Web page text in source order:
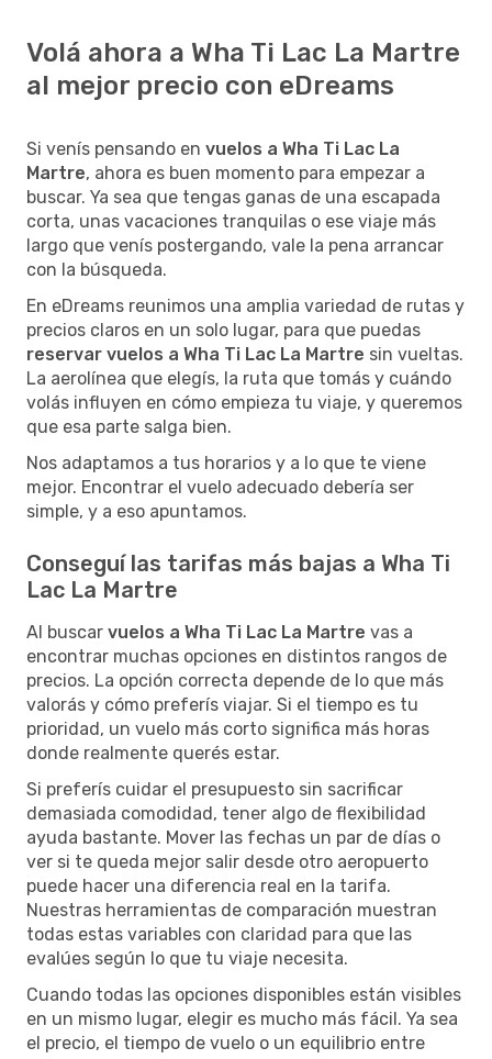
Volá ahora a Wha Ti Lac La Martre
al mejor precio con eDreams
Si venís pensando en vuelos a Wha Ti Lac La
Martre, ahora es buen momento para empezar a
buscar. Ya sea que tengas ganas de una escapada
corta, unas vacaciones tranquilas o ese viaje más
largo que venís postergando, vale la pena arrancar
con la búsqueda.
En eDreams reunimos una amplia variedad de rutas y
precios claros en un solo lugar, para que puedas
reservar vuelos a Wha Ti Lac La Martre sin vueltas.
La aerolínea que elegís, la ruta que tomás y cuándo
volás influyen en cómo empieza tu viaje, y queremos
que esa parte salga bien.
Nos adaptamos a tus horarios y a lo que te viene
mejor. Encontrar el vuelo adecuado debería ser
simple, y a eso apuntamos.
Conseguí las tarifas más bajas a Wha Ti
Lac La Martre
Al buscar vuelos a Wha Ti Lac La Martre vas a
encontrar muchas opciones en distintos rangos de
precios. La opción correcta depende de lo que más
valorás y cómo preferís viajar. Si el tiempo es tu
prioridad, un vuelo más corto significa más horas
donde realmente querés estar.
Si preferís cuidar el presupuesto sin sacrificar
demasiada comodidad, tener algo de flexibilidad
ayuda bastante. Mover las fechas un par de días o
ver si te queda mejor salir desde otro aeropuerto
puede hacer una diferencia real en la tarifa.
Nuestras herramientas de comparación muestran
todas estas variables con claridad para que las
evalúes según lo que tu viaje necesita.
Cuando todas las opciones disponibles están visibles
en un mismo lugar, elegir es mucho más fácil. Ya sea
el precio, el tiempo de vuelo o un equilibrio entre